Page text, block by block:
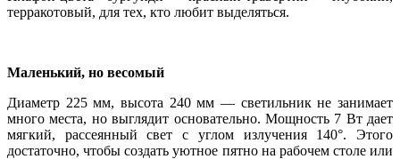
терракотовый, для тех, кто любит выделяться.
Маленький, но весомый
Диаметр 225 мм, высота 240 мм — светильник не занимает
много места, но выглядит основательно. Мощность 7 Вт дает
мягкий, рассеянный свет с углом излучения 140°. Этого
достаточно, чтобы создать уютное пятно на рабочем столе или